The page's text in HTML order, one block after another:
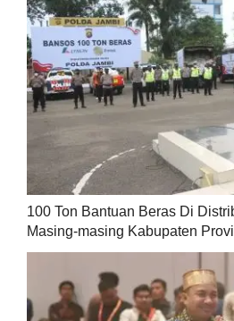
100 Ton Bantuan Beras Di
Masing-masing Kabupaten